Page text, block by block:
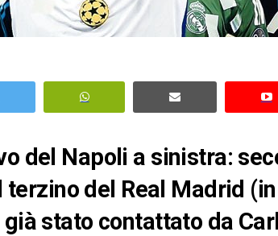
del Napoli a sinistra:
del Real Madrid
stato contattato da